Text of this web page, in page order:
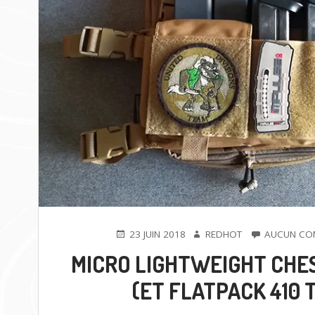
PUBLIÉ23 JUIN 2018 AUTEUR
REDHOT AUCUN
MICRO LIGHTWEIGHT
(ET FLATPACK 410